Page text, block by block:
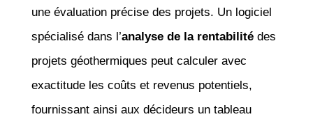
une évaluation précise des projets. Un logiciel
spécialisé dans l’analyse de la rentabilitédes
projets géothermiques peut calculer avec
exactitude les coûts et revenus potentiels,
fournissant ainsi aux décideurs un tableau